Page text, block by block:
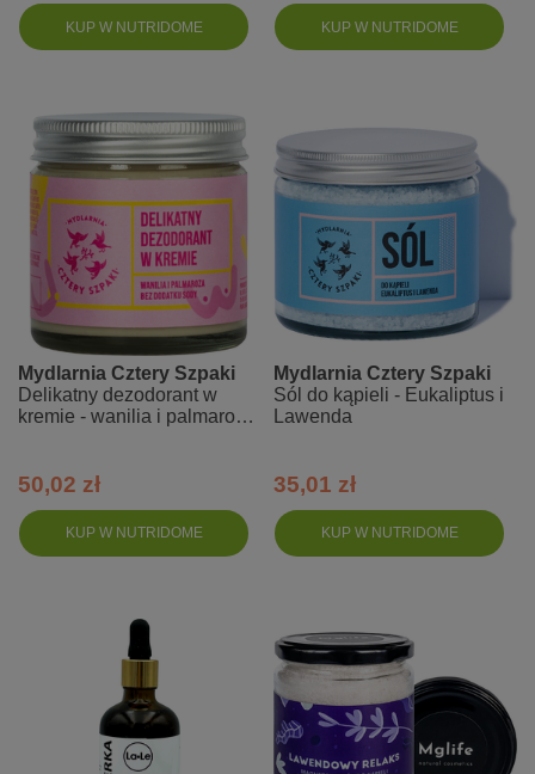
KUP W NUTRIDOME KUP W NUTRIDOME
KUP W NUTRIDOME
Mydlarnia Cztery Szpaki
Delikatny dezodorant w
kremie - wanilia i palmaroza
50,02 zł
KUP W NUTRIDOME
Mydlarnia Cztery Szpaki
Sól do kąpieli - Eukaliptus i
Lawenda
35,01 zł